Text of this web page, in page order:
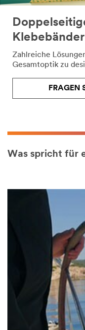
Klebebänder
Zahlreiche
Gesamtoptik zu
FRAGEN
Was spricht für